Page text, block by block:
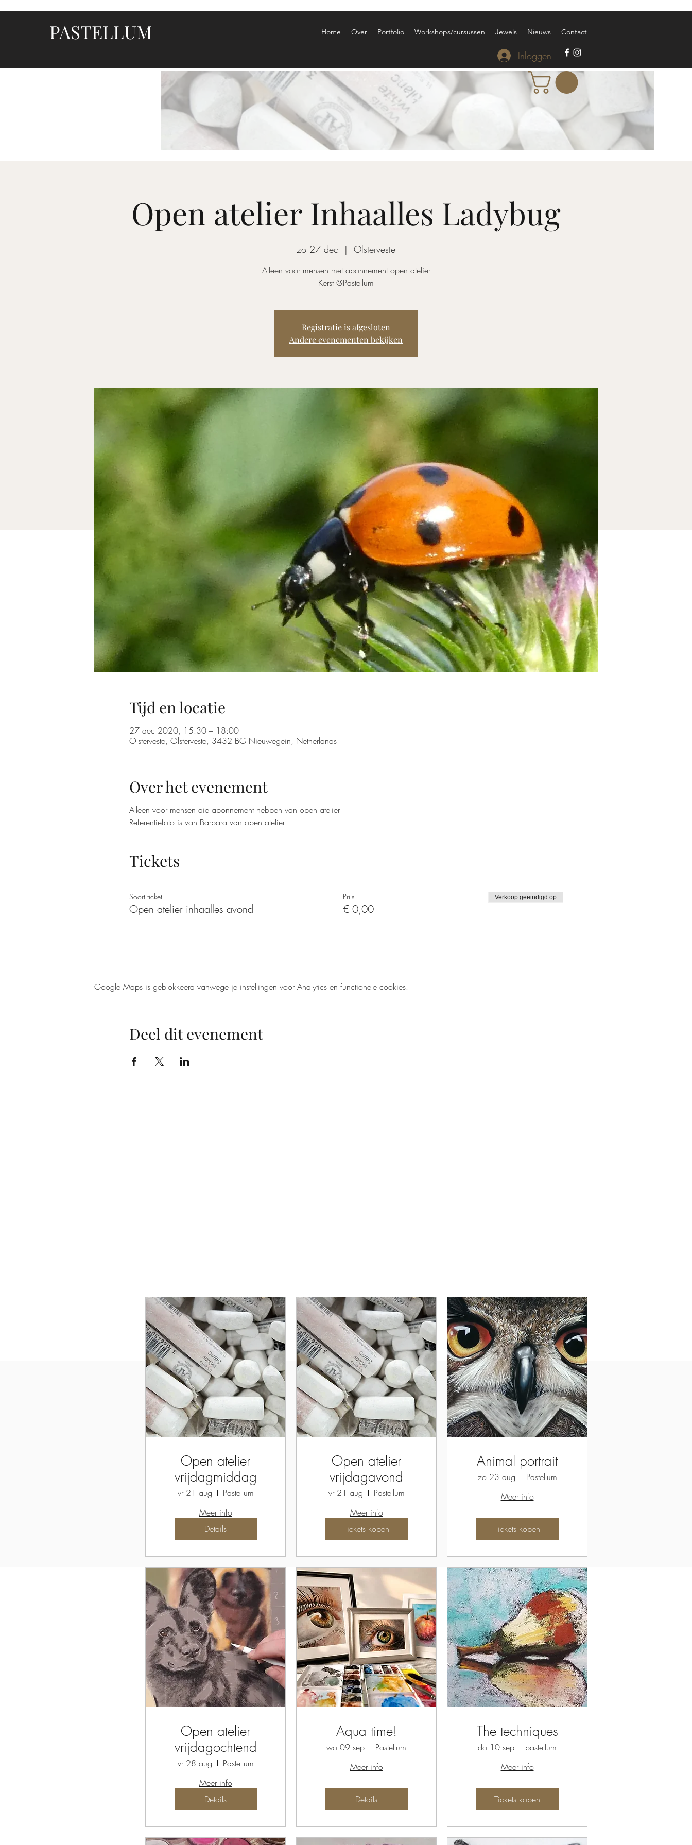
PASTELLUM Home Over Portfolio Workshops/cursussen Jewels Nieuws Contact
Inloggen
Let's draw and paint
Open atelier Inhaalles Ladybug
zo 27 dec
  |
Olsterveste
Alleen voor mensen met abonnement open atelier
Kerst @Pastellum
Registratie is afgesloten
Andere evenementen bekijken
Tijd en locatie
27 dec 2020, 15:30 – 18:00
Olsterveste, Olsterveste, 3432 BG Nieuwegein, Netherlands
Over het evenement
Alleen voor mensen die abonnement hebben van open atelier
Referentiefoto is van Barbara van open atelier
Tickets
Soort ticket
Open atelier inhaalles avond
Prijs
€ 0,00
Verkoop geëindigd op
Google Maps is geblokkeerd vanwege je instellingen voor Analytics en functionele cookies.
Deel dit evenement
Open atelier
vrijdagmiddag
vr 21 aug
Pastellum
Meer info
Details
Open atelier
vrijdagavond
vr 21 aug
Pastellum
Meer info
Tickets kopen
Animal portrait
zo 23 aug
Pastellum
Meer info
Tickets kopen
Open atelier
vrijdagochtend
vr 28 aug
Pastellum
Meer info
Details
Aqua time!
wo 09 sep
Pastellum
Meer info
Details
The techniques
do 10 sep
pastellum
Meer info
Tickets kopen